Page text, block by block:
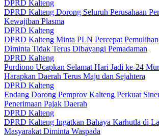
DPRD Kalteng
DPRD Kalteng Dorong Seluruh Perusahaan
Kewajiban Plasma
DPRD Kalteng
DPRD Kalteng Minta PLN Percepat
Diminta Tidak Terus Dibayangi Pemadaman
DPRD Kalteng
Purdiono Ucapkan Selamat Hari Jadi ke-24
Harapkan Daerah Terus Maju dan Sejahtera
DPRD Kalteng
Endang Dorong Pemprov Kalteng Perkuat
Penerimaan Pajak Daerah
DPRD Kalteng
DPRD Kalteng Ingatkan Bahaya Karhutla di
Masyarakat Diminta Waspada